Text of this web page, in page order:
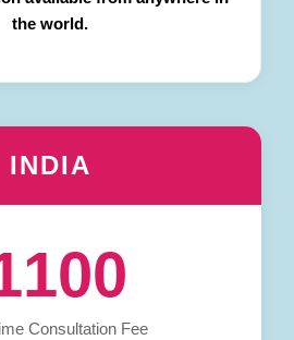
the world.
INDIA
Consultation Fee